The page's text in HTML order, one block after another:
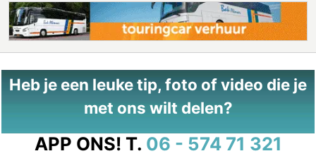
Heb je een leuke tip, foto of video die je
met ons wilt delen?
APP ONS! T. 06 - 574 71 321